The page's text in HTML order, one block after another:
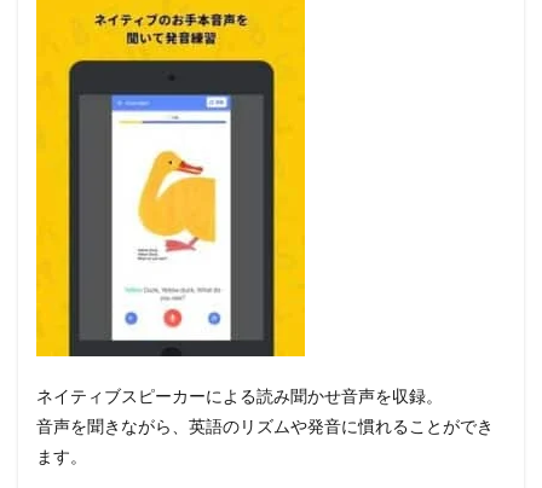
ネイティブスピーカーによる読み聞かせ音声を収録。
音声を聞きながら、英語のリズムや発音に慣れることができ
ます。